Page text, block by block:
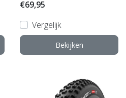
€69,95
Vergelijk
Bekijken